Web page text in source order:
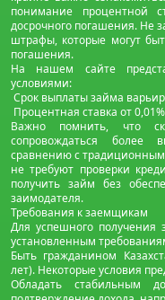
понимание процентной
досрочного погашения. Не
штрафы, которые могут
погашения.
На нашем сайте
условиями:
Срок выплаты займа
Процентная ставка от
Важно помнить, что
сопровождаться более
сравнению с
не требуют проверки
получить займ без
заимодателя.
Требования к заемщикам
Для успешного получения
установленным
Быть гражданином
лет). Некоторые условия
Обладать стабильным